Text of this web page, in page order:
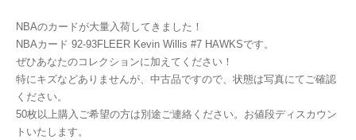
NBAのカードが大量入荷してきました！
NBAカード 92-93FLEER Kevin Willis #7 HAWKSです。
ぜひあなたのコレクションに加えてください！
特にキズなどありませんが、中古品ですので、状態は写真にてご確認
ください。
50枚以上購入ご希望の方は別途ご連絡ください。お値段ディスカウン
トいたします。